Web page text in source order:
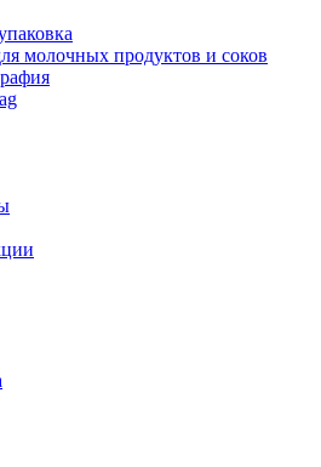
молочных продуктов и соков